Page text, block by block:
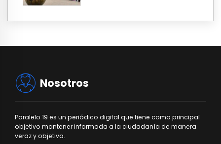
Nosotros
Paralelo 19 es un periódico digital que tiene como principal
objetivo mantener informada a la ciudadanía de manera
veraz y objetiva.